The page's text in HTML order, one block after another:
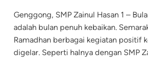
Genggong, SMP Zainul Hasan 1 –
adalah bulan penuh kebaikan.
Ramadhan berbagai kegiatan positif
digelar. Seperti halnya dengan SMP